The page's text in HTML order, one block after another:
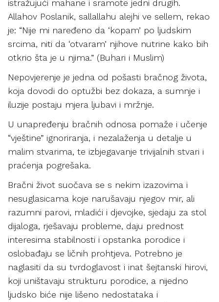
istražujući mahane i sramote jedni drugih.
Allahov Poslanik, sallallahu alejhi ve sellem, rekao
je: “Nije mi naređeno da ‘kopam’ po ljudskim
srcima, niti da ‘otvaram’ njihove nutrine kako bih
otkrio šta je u njima.” (Buhari i Muslim)
Nepovjerenje je jedna od pošasti bračnog života,
koja dovodi do optužbi bez dokaza, a sumnje i
iluzije postaju mjera ljubavi i mržnje.
U unapređenju bračnih odnosa pomaže i učenje
“vještine” ignoriranja, i nezalaženja u detalje u
malim stvarima, te izbjegavanje trivijalnih stvari i
praćenja pogrešaka.
Bračni život suočava se s nekim izazovima i
nesuglasicama koje narušavaju njegov mir, ali
razumni parovi, mladići i djevojke, sjedaju za stol
dijaloga, rješavaju probleme, daju prednost
interesima stabilnosti i opstanka porodice i
oslobađaju se ličnih prohtjeva. Potrebno je
naglasiti da su tvrdoglavost i inat šejtanski hirovi,
koji uništavaju strukturu porodice, a nijedno
ljudsko biće nije lišeno nedostataka i